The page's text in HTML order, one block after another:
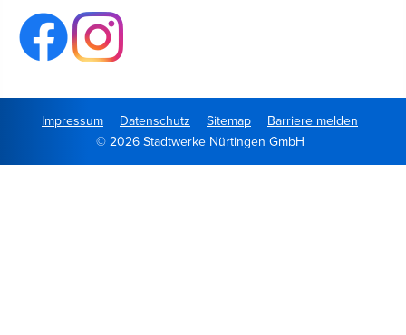
Impressum Datenschutz Sitemap
Barriere melden
© 2026 Stadtwerke Nürtingen GmbH